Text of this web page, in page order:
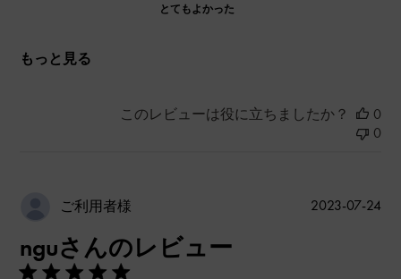
とてもよかった
もっと見る
このレビューは役に立ちましたか？
0
0
ご利用者様
nguさんのレビュー
公
2023-07-24